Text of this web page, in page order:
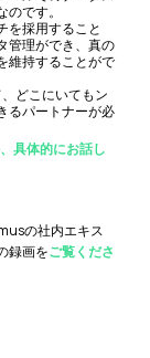
です。
を採用すること
管理ができ、真の
維持することがで
どこにいてもン
るパートナーが必
具体的にお話し
の社内エキス
録画をご覧くださ